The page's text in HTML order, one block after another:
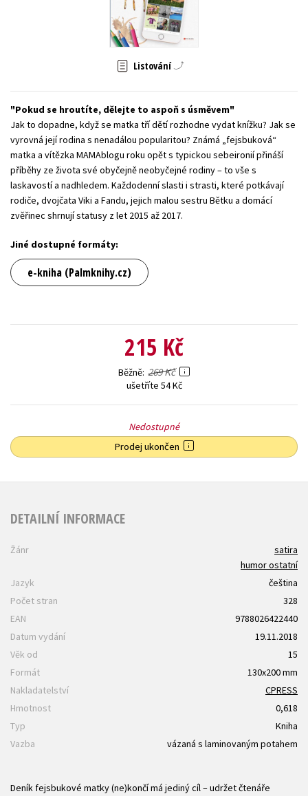
Zahraniční literatura
Všechny tituly
Listování
Pokud se hroutíte, dělejte to aspoň s úsměvem
Jak to dopadne, když se matka tří dětí rozhodne vydat knížku? Jak se
vyrovná její rodina s nenadálou popularitou? Známá „fejsbuková“
matka a vítězka MAMAblogu roku opět s typickou sebeironií přináší
příběhy ze života své obyčejně neobyčejné rodiny – to vše s
laskavostí a nadhledem. Každodenní slasti i strasti, které potkávají
rodiče, dvojčata Viki a Fandu, jejich malou sestru Bětku a domácí
zvěřinec shrnují statusy z let 2015 až 2017.
Jiné dostupné formáty:
e-kniha (Palmknihy.cz)
215 Kč
Běžně 269 Kč
ušetříte 54 Kč
Nedostupné
Prodej ukončen
DETAILNÍ INFORMACE
Žánr
satira
humor ostatní
Jazyk
čeština
Počet stran
328
EAN
9788026422440
Datum vydání
19.11.2018
Věk od
15
Formát
130x200 mm
Nakladatelství
CPRESS
Hmotnost
0,618
Typ
Kniha
Vazba
vázaná s laminovaným potahem
Deník fejsbukové matky (ne)končí má jediný cíl – udržet čtenáře